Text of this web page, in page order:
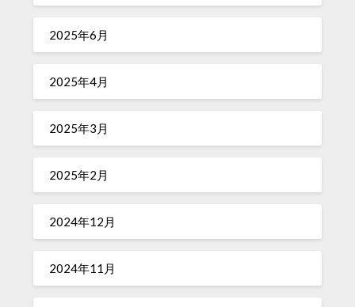
2025年6月
2025年4月
2025年3月
2025年2月
2024年12月
2024年11月